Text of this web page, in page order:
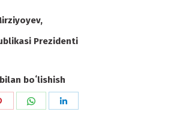
Prezidenti
boʻlishish
Share
Share